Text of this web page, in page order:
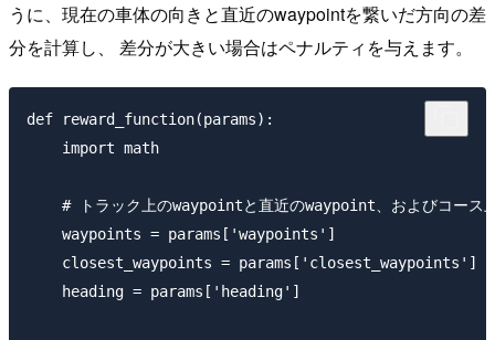
うに、現在の車体の向きと直近のwaypointを繋いだ方向の差
分を計算し、 差分が大きい場合はペナルティを与えます。
def reward_function(params):
    import math
# トラック上のwaypointと直近のwaypoint、およびコース
    waypoints = params['waypoints']
    closest_waypoints = params['closest_waypoints']
    heading = params['heading']